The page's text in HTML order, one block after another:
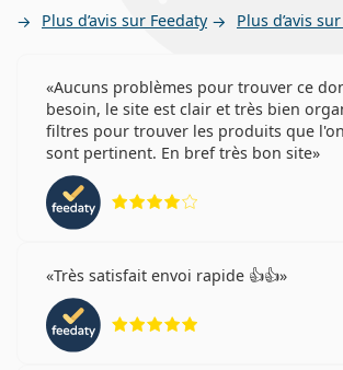
Plus d’avis sur Feedaty Plus d’avis
Aucuns problèmes pour trouver ce
besoin, le site est clair et très bien
filtres pour trouver les produits que
sont pertinent. En bref très bon site
Très satisfait envoi rapide 👍👍